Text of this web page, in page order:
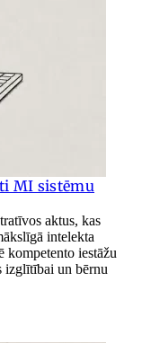
MI sistēmu
aktus, kas
intelekta
kompetento iestāžu
izglītībai un bērnu